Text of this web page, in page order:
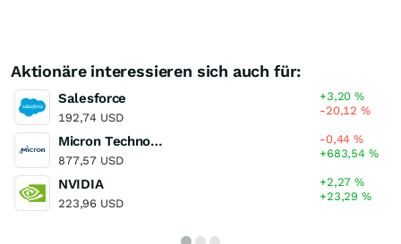
Aktionäre interessieren sich auch für:
Salesforce
192,74 USD
+3,20%
-20,12%
Micron Technology
877,57 USD
-0,44%
+683,54 %
NVIDIA
223,96 USD
+2,27%
+23,29%